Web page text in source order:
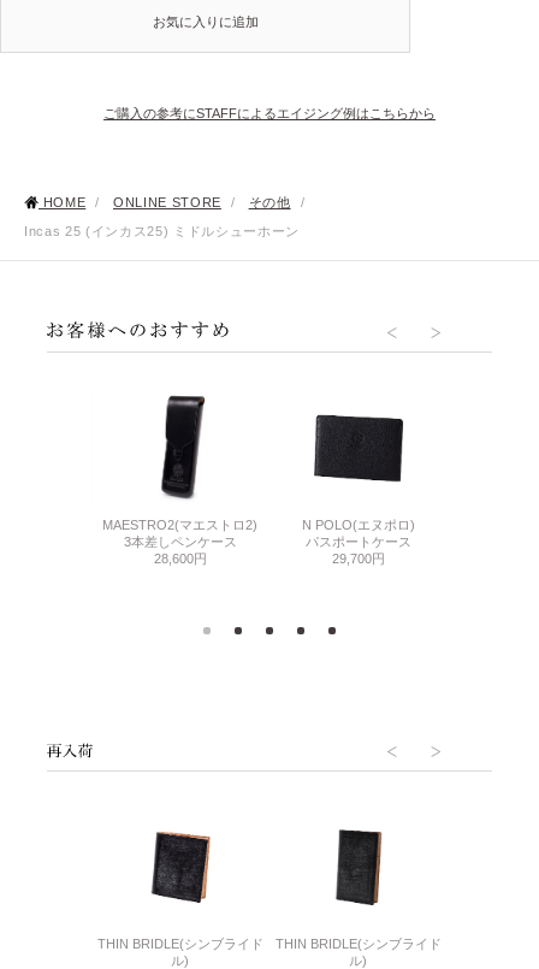
お気に入りに追加
ご購入の参考にSTAFFによるエイジング例はこちらから
HOME / ONLINE STORE / その他
/
Incas 25 (インカス25) ミドルシューホーン
MAESTRO2(マエストロ2)
3本差しペンケース
28,600円
N POLO(エヌポロ)
パスポートケース
29,700円
THIN BRIDLE(シンブライド
ル)
THIN BRIDLE(シンブライド
ル)